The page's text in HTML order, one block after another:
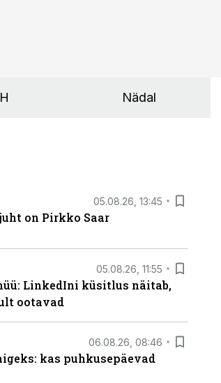
Nädal
05.08.26, 13:45
on Pirkko Saar
05.08.26, 11:55
LinkedIni küsitlus näitab,
ootavad
06.08.26, 08:46
kas puhkusepäevad